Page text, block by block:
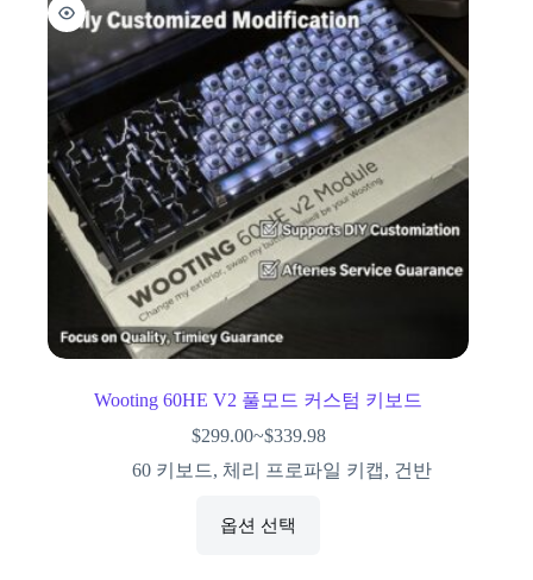
Wooting 60HE V2 풀모드 커스텀 키보드
$299.00~$339.98
60 키보드, 체리 프로파일 키캡, 건반
옵션 선택